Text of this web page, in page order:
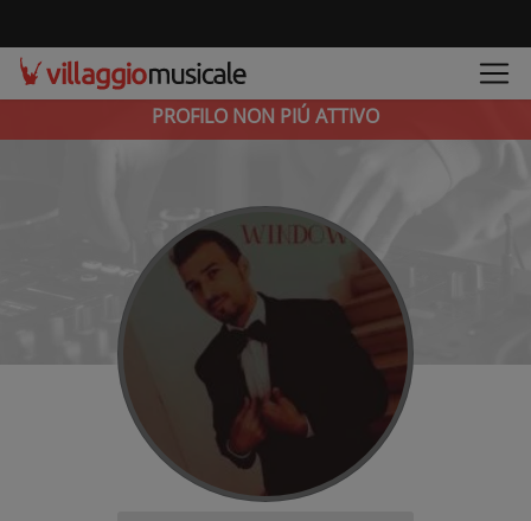
PROFILO NON PIÚ ATTIVO